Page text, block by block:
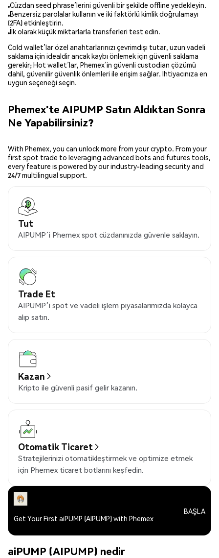
Cüzdan seed phrase’lerini güvenli bir şekilde offline yedekleyin.
Benzersiz parolalar kullanın ve iki faktörlü kimlik doğrulamayı
(2FA) etkinleştirin.
İlk olarak küçük miktarlarla transferleri test edin.
Cold wallet’lar özel anahtarlarınızı çevrimdışı tutar, uzun vadeli
saklama için idealdir ancak kaybı önlemek için güvenli saklama
gerekir; Hot wallet’lar, Phemex’in güvenli custodian çözümü
dahil, güvenilir güvenlik önlemleri ile erişim sağlar. İhtiyacınıza en
uygun seçeneği seçin.
Phemex'te AIPUMP Satın Aldıktan Sonra
Ne Yapabilirsiniz?
With Phemex, you can unlock more from your crypto. From your
first spot trade to leveraging advanced bots and futures tools,
every feature is powered by our industry-leading security and
24/7 multilingual support.
Tut
AIPUMP’i Phemex spot cüzdanınızda güvenle saklayın.
Trade Et
AIPUMP’i spot ve vadeli işlem piyasalarımızda kolayca
alıp satın.
Kazan
Kripto ile güvenli pasif gelir kazanın.
Otomatik Ticaret
Stratejilerinizi otomatikleştirmek ve optimize etmek
için Phemex ticaret botlarını keşfedin.
Get Your First aiPUMP (AIPUMP) with Phemex
BAŞLA
aiPUMP (AIPUMP) nedir